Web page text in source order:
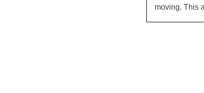
moving. This